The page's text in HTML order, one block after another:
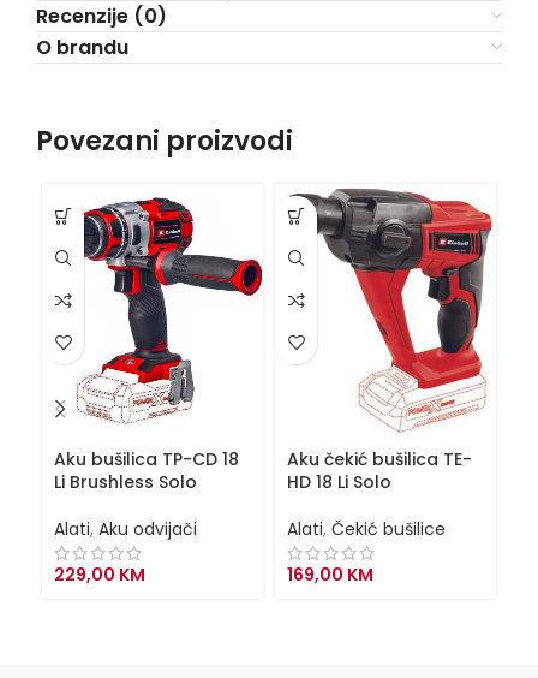
Recenzije (0)
O brandu
Povezani proizvodi
Aku bušilica TP-CD 18
Li Brushless Solo
Alati, Aku odvijači
229,00 KM
Aku čekić bušilica TE-
HD 18 Li Solo
Alati, Čekić bušilice
169,00 KM